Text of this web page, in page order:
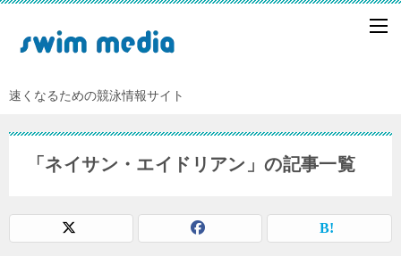
速くなるための競泳情報サイト
「ネイサン・エイドリアン」の記事一覧